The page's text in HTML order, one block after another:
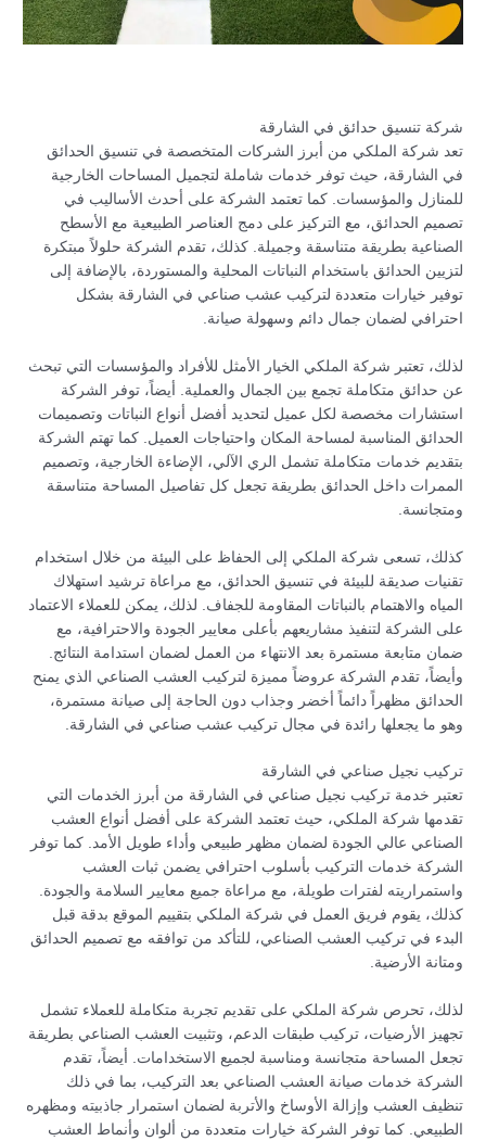
شركة تنسيق حدائق في الشارقة
تعد شركة الملكي من أبرز الشركات المتخصصة في تنسيق الحدائق
في الشارقة، حيث توفر خدمات شاملة لتجميل المساحات الخارجية
للمنازل والمؤسسات. كما تعتمد الشركة على أحدث الأساليب في
تصميم الحدائق، مع التركيز على دمج العناصر الطبيعية مع الأسطح
الصناعية بطريقة متناسقة وجميلة. كذلك، تقدم الشركة حلولاً مبتكرة
لتزيين الحدائق باستخدام النباتات المحلية والمستوردة، بالإضافة إلى
توفير خيارات متعددة لتركيب عشب صناعي في الشارقة بشكل
احترافي لضمان جمال دائم وسهولة صيانة.
لذلك، تعتبر شركة الملكي الخيار الأمثل للأفراد والمؤسسات التي تبحث
عن حدائق متكاملة تجمع بين الجمال والعملية. أيضاً، توفر الشركة
استشارات مخصصة لكل عميل لتحديد أفضل أنواع النباتات وتصميمات
الحدائق المناسبة لمساحة المكان واحتياجات العميل. كما تهتم الشركة
بتقديم خدمات متكاملة تشمل الري الآلي، الإضاءة الخارجية، وتصميم
الممرات داخل الحدائق بطريقة تجعل كل تفاصيل المساحة متناسقة
ومتجانسة.
كذلك، تسعى شركة الملكي إلى الحفاظ على البيئة من خلال استخدام
تقنيات صديقة للبيئة في تنسيق الحدائق، مع مراعاة ترشيد استهلاك
المياه والاهتمام بالنباتات المقاومة للجفاف. لذلك، يمكن للعملاء الاعتماد
على الشركة لتنفيذ مشاريعهم بأعلى معايير الجودة والاحترافية، مع
ضمان متابعة مستمرة بعد الانتهاء من العمل لضمان استدامة النتائج.
وأيضاً، تقدم الشركة عروضاً مميزة لتركيب العشب الصناعي الذي يمنح
الحدائق مظهراً دائماً أخضر وجذاب دون الحاجة إلى صيانة مستمرة،
وهو ما يجعلها رائدة في مجال تركيب عشب صناعي في الشارقة.
تركيب نجيل صناعي في الشارقة
تعتبر خدمة تركيب نجيل صناعي في الشارقة من أبرز الخدمات التي
تقدمها شركة الملكي، حيث تعتمد الشركة على أفضل أنواع العشب
الصناعي عالي الجودة لضمان مظهر طبيعي وأداء طويل الأمد. كما توفر
الشركة خدمات التركيب بأسلوب احترافي يضمن ثبات العشب
واستمراريته لفترات طويلة، مع مراعاة جميع معايير السلامة والجودة.
كذلك، يقوم فريق العمل في شركة الملكي بتقييم الموقع بدقة قبل
البدء في تركيب العشب الصناعي، للتأكد من توافقه مع تصميم الحدائق
ومتانة الأرضية.
لذلك، تحرص شركة الملكي على تقديم تجربة متكاملة للعملاء تشمل
تجهيز الأرضيات، تركيب طبقات الدعم، وتثبيت العشب الصناعي بطريقة
تجعل المساحة متجانسة ومناسبة لجميع الاستخدامات. أيضاً، تقدم
الشركة خدمات صيانة العشب الصناعي بعد التركيب، بما في ذلك
تنظيف العشب وإزالة الأوساخ والأتربة لضمان استمرار جاذبيته ومظهره
الطبيعي. كما توفر الشركة خيارات متعددة من ألوان وأنماط العشب